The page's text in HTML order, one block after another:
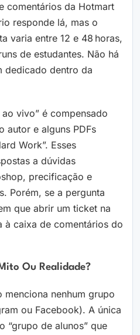
comentários da Hotmart
responde lá, mas o
varia entre 12 e 48 horas,
de estudantes. Não há
dedicado dentro da
vivo” é compensado
autor e alguns PDFs
Work”. Esses
a dúvidas
precificação e
Porém, se a pergunta
que abrir um ticket na
à caixa de comentários do
Ou Realidade?
menciona nenhum grupo
ou Facebook). A única
“grupo de alunos” que